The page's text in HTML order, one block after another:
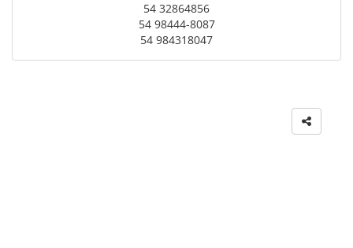
54 32864856
54 98444-8087
54 984318047